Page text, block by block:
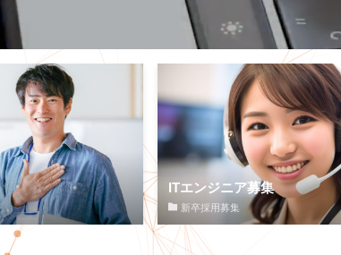
ITエンジニア募集
新卒採用募集